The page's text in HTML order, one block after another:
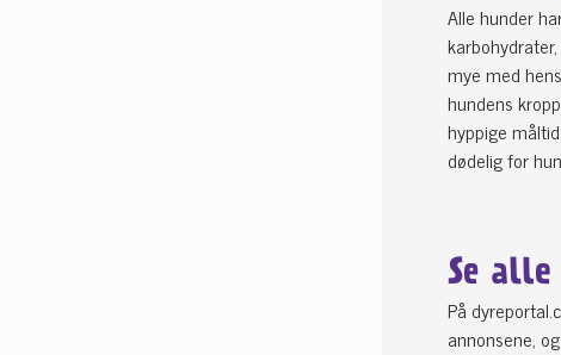
Alle hunder
mye med
hundens
hyppige
dødelig for
Se
På
annonsene,